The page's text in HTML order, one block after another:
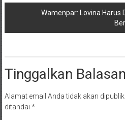
Wamenpar: Lovina Harus
Tinggalkan Balasan
Alamat email Anda tidak akan
ditandai *